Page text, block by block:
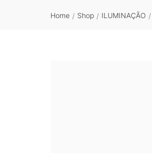
Home / Shop / ILUMINAÇÃO /